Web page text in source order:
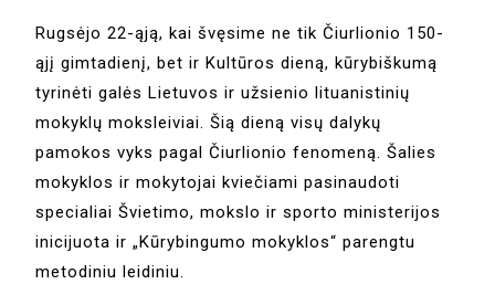
Rugsėjo 22-ąją, kai švęsime ne tik Čiurlionio 150-
ąjį gimtadienį, bet ir Kultūros dieną, kūrybiškumą
tyrinėti galės Lietuvos ir užsienio lituanistinių
mokyklų moksleiviai. Šią dieną visų dalykų
pamokos vyks pagal Čiurlionio fenomeną. Šalies
mokyklos ir mokytojai kviečiami pasinaudoti
specialiai Švietimo, mokslo ir sporto ministerijos
inicijuota ir „Kūrybingumo mokyklos“ parengtu
metodiniu leidiniu.